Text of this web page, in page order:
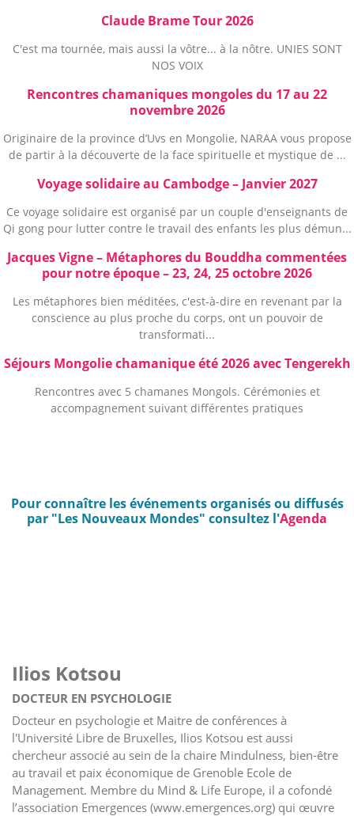
Claude Brame Tour 2026
C'est ma tournée, mais aussi la vôtre... à la nôtre. UNIES SONT
NOS VOIX
Rencontres chamaniques mongoles du 17 au 22
novembre 2026
Originaire de la province d’Uvs en Mongolie, NARAA vous propose
de partir à la découverte de la face spirituelle et mystique de ...
Voyage solidaire au Cambodge – Janvier 2027
Ce voyage solidaire est organisé par un couple d'enseignants de
Qi gong pour lutter contre le travail des enfants les plus démun...
Jacques Vigne – Métaphores du Bouddha commentées
pour notre époque – 23, 24, 25 octobre 2026
Les métaphores bien méditées, c'est-à-dire en revenant par la
conscience au plus proche du corps, ont un pouvoir de
transformati...
Séjours Mongolie chamanique été 2026 avec Tengerekh
Rencontres avec 5 chamanes Mongols. Cérémonies et
accompagnement suivant différentes pratiques
Pour connaître les événements organisés ou diffusés
par "Les Nouveaux Mondes" consultez l'Agenda
Ilios Kotsou
DOCTEUR EN PSYCHOLOGIE
Docteur en psychologie et Maitre de conférences à
l'Université Libre de Bruxelles, Ilios Kotsou est aussi
chercheur associé au sein de la chaire Mindulness, bien-être
au travail et paix économique de Grenoble Ecole de
Management. Membre du Mind & Life Europe, il a cofondé
l’association Emergences (www.emergences.org) qui œuvre